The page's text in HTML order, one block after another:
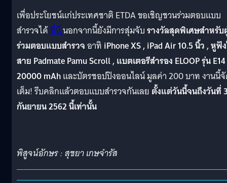
เพื่อประโยชน์แก่ประเทศชาติ ETDA ขอเชิญชวนร่วมตอบแบบ
สำรวจได้ที่นี่นอกจากนี้ยังมีการสุ่มจับรางวัลสุดพิเศษสำหรั
ร่วมตอบแบบสำรวจอาทิ iPhone XS , iPad Air 10.5 นิ้ว , หูฟั
สาย Padmate Pamu Scroll , แบตเตอรีสำรอง ELOOP รุ่น E14
20000 mAhและบัตรชอปปิงออนไลน์ มูลค่า 200 บาท งานนี้
เต็ม! รีบคลิกแล้วตอบแบบสำรวจกันเลย ตั้งแต่วันนี้จนถึงวันที่
กันยายน 2562 นี้เท่านั้น
พิสูจน์อักษร : สุชยา เกษจำรัส